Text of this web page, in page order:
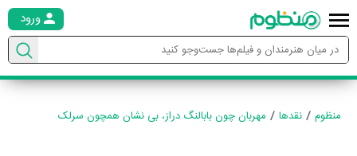
ورود
منظوم نقدها مهربان چون بابالنگ دراز، بی نشان همچون سرلک